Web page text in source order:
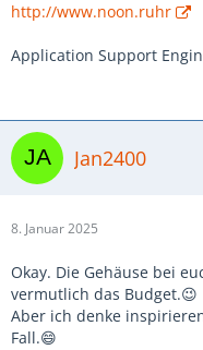
http://www.noon.ruhr
Application Support
Jan2400
8. Januar 2025
Okay. Die Gehäuse bei
vermutlich das Budget.😉
Aber ich denke
Fall.😄